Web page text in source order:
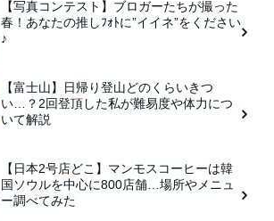
【写真コンテスト】ブロガーたちが撮った
春！あなたの推しﾌｫﾄに”イイネ”をください
♪
【富士山】日帰り登山どのくらいきつ
い…？2回登頂した私が難易度や体力につ
いて解説
【日本2号店どこ】マンモスコーヒーは韓
国ソウルを中心に800店舗…場所やメニュ
ー調べてみた